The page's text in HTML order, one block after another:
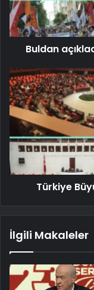
Buldan
Türkiye
İlgili Makaleler